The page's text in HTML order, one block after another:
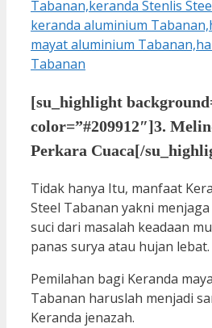
[su_highlight
color=”#209912″]3.
Perkara Cuaca[/
Tidak hanya Itu, manfaat
Steel Tabanan yakni
suci dari masalah keadaan
panas surya atau hujan lebat.
Pemilahan bagi Keranda
Tabanan haruslah menjadi
Keranda jenazah.